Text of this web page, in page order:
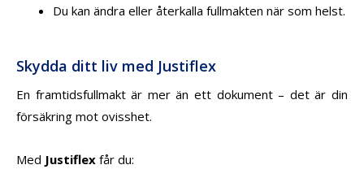
Du kan ändra eller återkalla fullmakten när som helst.
Skydda ditt liv med Justiflex
En framtidsfullmakt är mer än ett dokument – det är din
försäkring mot ovisshet.
Med Justiflex får du: